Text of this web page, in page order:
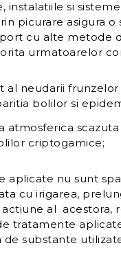
instalatiile si
picurare asigura o
cu alte metode
urmatoarelor
al neudarii
bolilor si
atmosferica
criptogamice;
aplicate nu sunt
cu irigarea,
al acestora,
tratamente
de substante